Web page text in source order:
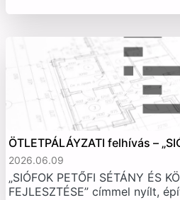
ÖTLETPÁLÁYZATI felhívás –
2026.06.09
„SIÓFOK PETŐFI SÉTÁNY ÉS
FEJLESZTÉSE” címmel nyílt,